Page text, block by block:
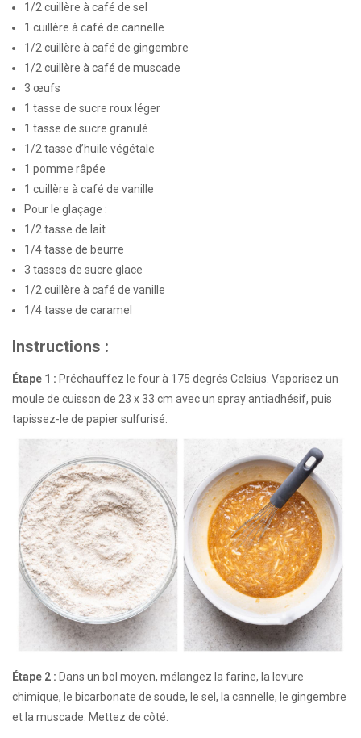
1/2 cuillère à café de sel
1 cuillère à café de cannelle
1/2 cuillère à café de gingembre
1/2 cuillère à café de muscade
3 œufs
1 tasse de sucre roux léger
1 tasse de sucre granulé
1/2 tasse d’huile végétale
1 pomme râpée
1 cuillère à café de vanille
Pour le glaçage :
1/2 tasse de lait
1/4 tasse de beurre
3 tasses de sucre glace
1/2 cuillère à café de vanille
1/4 tasse de caramel
Instructions :
Étape 1 : Préchauffez le four à 175 degrés Celsius. Vaporisez un
moule de cuisson de 23 x 33 cm avec un spray antiadhésif, puis
tapissez-le de papier sulfurisé.
Étape 2 : Dans un bol moyen, mélangez la farine, la levure
chimique, le bicarbonate de soude, le sel, la cannelle, le gingembre
et la muscade. Mettez de côté.